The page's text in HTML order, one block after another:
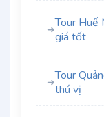
➜Tour Huế
giá tốt
➜Tour
thú vị